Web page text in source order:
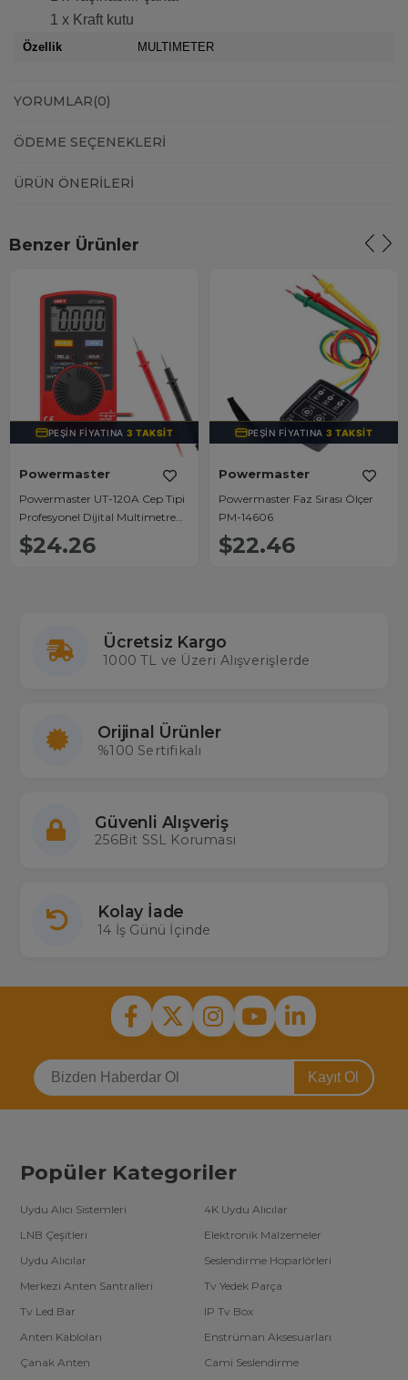
1 x Kraft kutu
Özellik MULTIMETER
YORUMLAR(0)
ÖDEME SEÇENEKLERI
ÜRÜN ÖNERILERI
Benzer Ürünler
PEŞIN FIYATINA3 TAKSIT
Powermaster
Powermaster UT-120A Cep Tipi
Profesyonel Dijital Multimetre
Ölçü Aleti
$24.26
PEŞIN FIYATINA3 TAKSIT
Powermaster
Powermaster Faz Sırası Ölçer
PM-14606
$22.46
Ücretsiz Kargo
1000 TL ve Üzeri Alışverişlerde
Orijinal Ürünler
%100 Sertifikalı
Güvenli Alışveriş
256Bit SSL Koruması
Kolay İade
14 İş Günü İçinde
Kayıt Ol
Popüler Kategoriler
Uydu Alıcı Sistemleri
4K Uydu Alıcılar
LNB Çeşitleri
Elektronik Malzemeler
Uydu Alıcılar
Seslendirme Hoparlörleri
Merkezi Anten Santralleri
Tv Yedek Parça
Tv Led Bar
IP Tv Box
Anten Kabloları
Enstrüman Aksesuarları
Çanak Anten
Cami Seslendirme